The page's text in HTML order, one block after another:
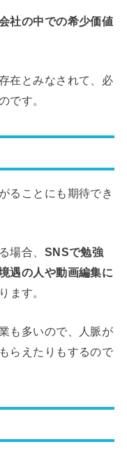
社の中での希少価値
在とみなされて、必
です。
ることにも期待でき
場合、 SNSで勉強
遇の人や動画編集に
ます。
も多いので、人脈が
らえたりもするので